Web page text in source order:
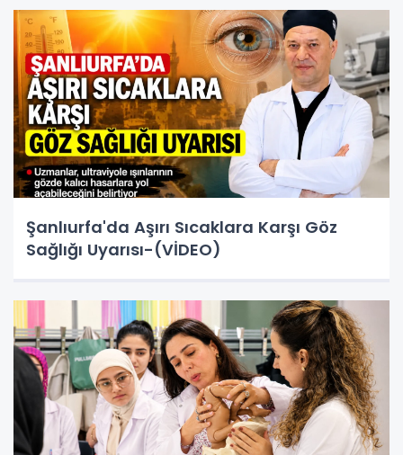
Şanlıurfa'da Aşırı Sıcaklara Karşı Göz
Sağlığı Uyarısı-(VİDEO)